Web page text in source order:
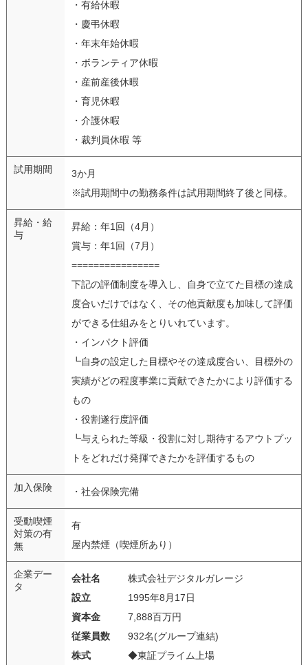
・有給休暇
・慶弔休暇
・年末年始休暇
・ボランティア休暇
・産前産後休暇
・育児休暇
・介護休暇
・裁判員休暇 等
試用期間
3か月
※試用期間中の勤務条件は試用期間終了後と同様。
昇給・給
与
昇給：年1回（4月）
賞与：年1回（7月）
================
下記の評価制度を導入し、自身で立てた目標の達成
度合いだけではなく、その他貢献度も加味して評価
ができる仕組みをとりいれています。
・インパクト評価
┗自身の設定した目標やその達成度合い、目標外の
実績がどの程度事業に貢献できたかにより評価する
もの
・役割遂行度評価
┗与えられた等級・役割に対し期待するアウトプッ
トをどれだけ発揮できたかを評価するもの
加入保険 ・社会保険完備
受動喫煙
対策の有
無
有
屋内禁煙（喫煙所あり）
企業デー
タ
会社名
株式会社デジタルガレージ
設立
1995年8月17日
資本金
7,888百万円
従業員数
932名(グループ連結)
株式
◆東証プライム上場